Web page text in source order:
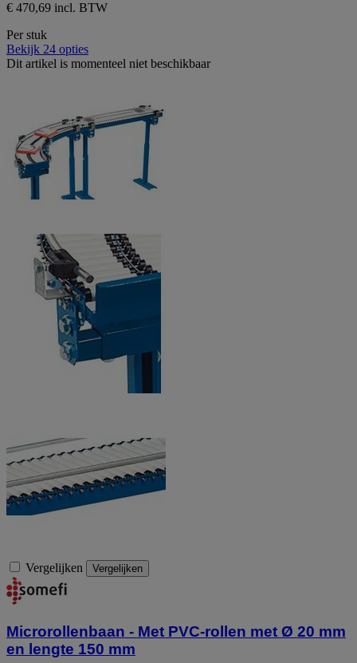
€ 470,69 incl. BTW
Per stuk
Bekijk 24 opties
Dit artikel is momenteel niet beschikbaar
Vergelijken Vergelijken
Microrollenbaan - Met PVC-rollen met Ø 20 mm
en lengte 150 mm